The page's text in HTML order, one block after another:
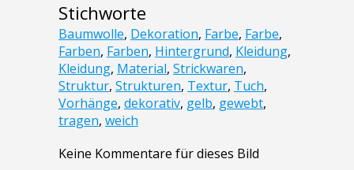
Stichworte
Baumwolle, Dekoration, Farbe, Farbe,
Farben, Farben, Hintergrund, Kleidung,
Kleidung, Material, Strickwaren,
Struktur, Strukturen, Textur, Tuch,
Vorhänge, dekorativ, gelb, gewebt,
tragen, weich
Keine Kommentare für dieses Bild